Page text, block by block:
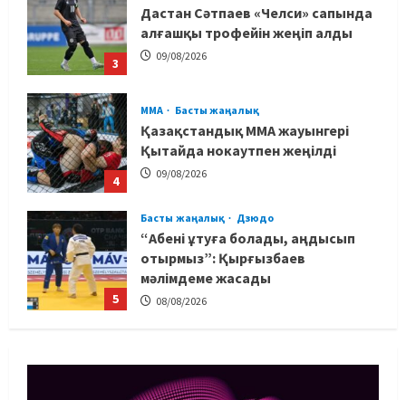
3
Дастан Сәтпаев «Челси» сапында
алғашқы трофейін жеңіп алды
09/08/2026
4
MMA Басты жаңалық
Қазақстандық MMA жауынгері
Қытайда нокаутпен жеңілді
09/08/2026
5
Басты жаңалық Дзюдо
“Абені ұтуға болады, аңдысып
отырмыз”: Қырғызбаев
мәлімдеме жасады
08/08/2026
Елдос пен Такеока: Алматы
татамиінде әлем чемпиондары